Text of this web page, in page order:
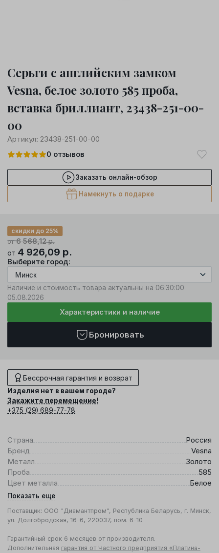
Серьги с английским замком
Vesna, белое золото 585 проба,
вставка бриллиант, 23438-251-00-
00
Артикул: 23438-251-00-00
0 отзывов
Заказать онлайн-обзор
Намекнуть о подарке
от6 568,12р.
скидки до 25%
от 4 926,09 р.
Выберите город:
Наличие и стоимость товара актуальны на 06:30:00
05.08.2026
Характеристики и наличие
Бронировать
Бессрочная гарантия и возврат
Изделия нет в вашем городе?
Закажите перемещение!
+375 (29) 689-77-78
Страна
Россия
Бренд
Vesna
Металл
Золото
Проба
585
Цвет металла
Белое
Показать еще
Поставщик: ООО "Диамантпром", Республика Беларусь, г. Минск,
ул. Долгобродская, 16-6, 220037, пом. 6-10
Гарантийный срок 6 месяцев от производителя.
Дополнительная гарантия от Частного предприятия «Платина-